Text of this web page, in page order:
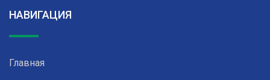
НАВИГАЦИЯ
Главная